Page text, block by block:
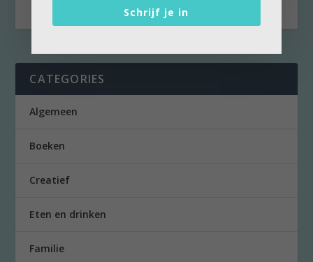
CATEGORIES
Algemeen
Boeken
Creatief
Eten en drinken
Familie
Schrijf je in